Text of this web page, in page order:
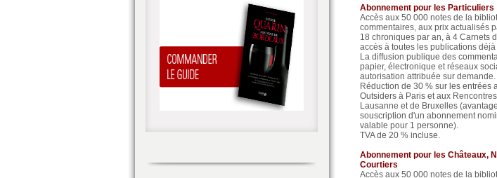
Abonnement pour les Particuliers
Accès aux 50 000 notes de la
commentaires, aux prix actualisés
18 chroniques par an, à 4 Carnets
accès à toutes les publications
La diffusion publique des
papier, électronique et réseaux
autorisation attribuée sur demande.
Réduction de 30 % sur les entrées
Outsiders à Paris et aux
Lausanne et de Bruxelles
souscription d'un abonnement
valable pour 1 personne).
TVA de 20 % incluse.
Abonnement pour les Châteaux,
Courtiers
Accès aux 50 000 notes de la